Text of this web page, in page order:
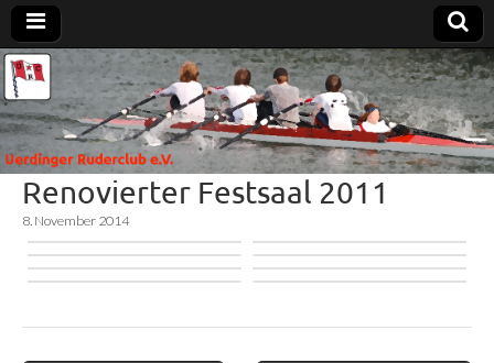
Uerdinger
Ruderclub
e.V.
Rudern in
Krefeld-
Uerdingen
Renovierter Festsaal 2011
8. November 2014